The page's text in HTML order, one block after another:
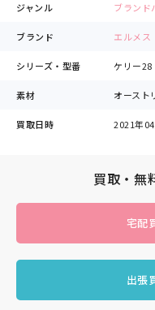
ジャンル ブランド
ブランド エルメス
シリーズ・型番 ケリー28
素材 オースト
買取日時 2021年
買取・無
宅配
出張